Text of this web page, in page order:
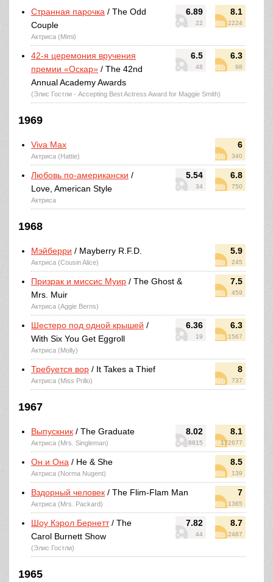
6.89
22
8.1
2224
Странная парочка / The Odd
Couple
Актриса (Mimi)
6.5
48
6.3
98
42-я церемония вручения
премии «Оскар» / The 42nd
Annual Academy Awards
(Элис Гостли - Accepting Best Actress Award for Maggie Smith)
1969
6
340
Viva Max
Актриса (Hattie)
5.54
34
6.8
750
Любовь по-американски /
Love, American Style
Актриса
1968
5.9
245
Мэйберри / Mayberry R.F.D.
Актриса (Cousin Alice)
7.5
459
Призрак и миссис Муир / The Ghost &
Mrs. Muir
Актриса (Aggie Berns)
6.36
19
6.3
1567
Шестеро под одной крышей /
With Six You Get Eggroll
Актриса (Molly)
8
737
Требуется вор / It Takes a Thief
Актриса (Miss Prillo)
1967
8.02
8815
8.1
172677
Выпускник / The Graduate
Актриса (Mrs. Singleman)
8.5
139
Он и Она / He & She
Актриса (Norma Nugent)
7
1365
Вздорный человек / The Flim-Flam Man
Актриса (Mrs. Packard)
7.82
44
8.7
2487
Шоу Кэрол Бернетт/ The
Carol Burnett Show
(Элис Гостли)
1965